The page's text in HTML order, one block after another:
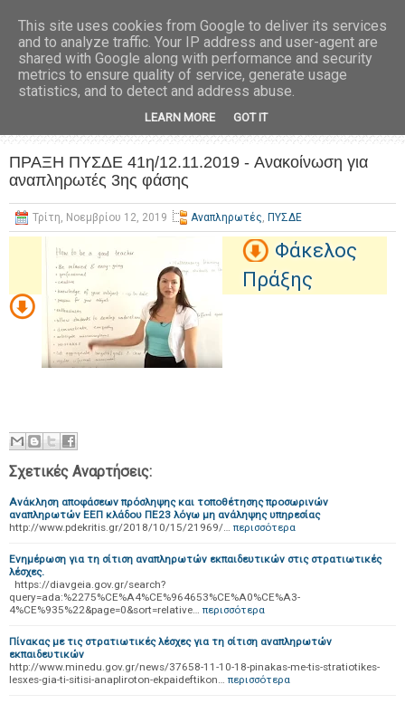
ΠΡΑΞΗ ΠΥΣΔΕ 41η/12.11.2019 - Aνακοίνωση για
αναπληρωτές 3ης φάσης
Τρίτη, Νοεμβρίου 12, 2019 Αναπληρωτές, ΠΥΣΔΕ
Φάκελος
Πράξης
Σχετικές Αναρτήσεις:
Ανάκληση αποφάσεων πρόσληψης και τοποθέτησης προσωρινών
αναπληρωτών ΕΕΠ κλάδου ΠΕ23 λόγω μη ανάληψης υπηρεσίας
http://www.pdekritis.gr/2018/10/15/21969/… περισσότερα
Ενημέρωση για τη σίτιση αναπληρωτών εκπαιδευτικών στις στρατιωτικές
λέσχες.
https://diavgeia.gov.gr/search?
query=ada:%2275%CE%A4%CE%964653%CE%A0%CE%A3-
4%CE%935%22&page=0&sort=relative… περισσότερα
Πίνακας με τις στρατιωτικές λέσχες για τη σίτιση αναπληρωτών
εκπαιδευτικών
http://www.minedu.gov.gr/news/37658-11-10-18-pinakas-me-tis-stratiotikes-
lesxes-gia-ti-sitisi-anapliroton-ekpaideftikon… περισσότερα
This site uses cookies from Google to deliver its services
and to analyze traffic. Your IP address and user-agent are
shared with Google along with performance and security
metrics to ensure quality of service, generate usage
statistics, and to detect and address abuse.
LEARN MORE GOT IT